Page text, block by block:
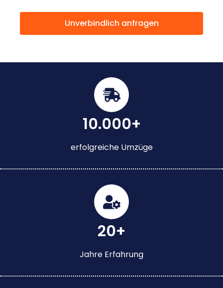
Unverbindlich anfragen
10.000+
erfolgreiche Umzüge
20+
Jahre Erfahrung